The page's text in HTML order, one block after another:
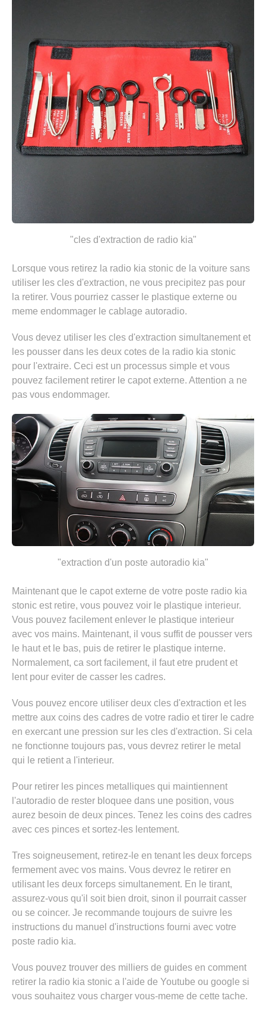
"cles d'extraction de radio kia"
Lorsque vous retirez la radio kia stonic de la voiture sans
utiliser les cles d'extraction, ne vous precipitez pas pour
la retirer. Vous pourriez casser le plastique externe ou
meme endommager le cablage autoradio.
Vous devez utiliser les cles d'extraction simultanement et
les pousser dans les deux cotes de la radio kia stonic
pour l'extraire. Ceci est un processus simple et vous
pouvez facilement retirer le capot externe. Attention a ne
pas vous endommager.
"extraction d'un poste autoradio kia"
Maintenant que le capot externe de votre poste radio kia
stonic est retire, vous pouvez voir le plastique interieur.
Vous pouvez facilement enlever le plastique interieur
avec vos mains. Maintenant, il vous suffit de pousser vers
le haut et le bas, puis de retirer le plastique interne.
Normalement, ca sort facilement, il faut etre prudent et
lent pour eviter de casser les cadres.
Vous pouvez encore utiliser deux cles d'extraction et les
mettre aux coins des cadres de votre radio et tirer le cadre
en exercant une pression sur les cles d'extraction. Si cela
ne fonctionne toujours pas, vous devrez retirer le metal
qui le retient a l'interieur.
Pour retirer les pinces metalliques qui maintiennent
l'autoradio de rester bloquee dans une position, vous
aurez besoin de deux pinces. Tenez les coins des cadres
avec ces pinces et sortez-les lentement.
Tres soigneusement, retirez-le en tenant les deux forceps
fermement avec vos mains. Vous devrez le retirer en
utilisant les deux forceps simultanement. En le tirant,
assurez-vous qu'il soit bien droit, sinon il pourrait casser
ou se coincer. Je recommande toujours de suivre les
instructions du manuel d'instructions fourni avec votre
poste radio kia.
Vous pouvez trouver des milliers de guides en comment
retirer la radio kia stonic a l'aide de Youtube ou google si
vous souhaitez vous charger vous-meme de cette tache.